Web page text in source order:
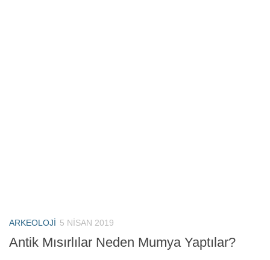
ARKEOLOJI 5 NISAN 2019
Antik Mısırlılar Neden Mumya Yaptılar?